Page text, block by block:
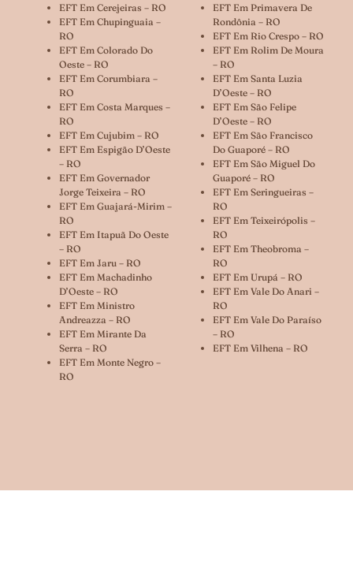
EFT Em Cerejeiras – RO
EFT Em Chupinguaia –
RO
EFT Em Colorado Do
Oeste – RO
EFT Em Corumbiara –
RO
EFT Em Costa Marques –
RO
EFT Em Cujubim – RO
EFT Em Espigão D’Oeste
– RO
EFT Em Governador
Jorge Teixeira – RO
EFT Em Guajará-Mirim –
RO
EFT Em Itapuã Do Oeste
– RO
EFT Em Jaru – RO
EFT Em Machadinho
D’Oeste – RO
EFT Em Ministro
Andreazza – RO
EFT Em Mirante Da
Serra – RO
EFT Em Monte Negro –
RO
EFT Em Primavera De
Rondônia – RO
EFT Em Rio Crespo – RO
EFT Em Rolim De Moura
– RO
EFT Em Santa Luzia
D’Oeste – RO
EFT Em São Felipe
D’Oeste – RO
EFT Em São Francisco
Do Guaporé – RO
EFT Em São Miguel Do
Guaporé – RO
EFT Em Seringueiras –
RO
EFT Em Teixeirópolis –
RO
EFT Em Theobroma –
RO
EFT Em Urupá – RO
EFT Em Vale Do Anari –
RO
EFT Em Vale Do Paraíso
– RO
EFT Em Vilhena – RO